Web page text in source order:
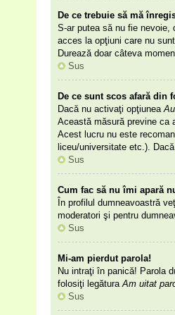
De ce trebuie să mă
S-ar putea să nu fie nevoie,
acces la opţiuni care nu
Durează doar câteva
Sus
De ce sunt scos afară din
Dacă nu activaţi opţiunea
Această măsură previne ca
Acest lucru nu este
liceu/universitate etc.).
Sus
Cum fac să nu îmi apară
În profilul dumneavoastră
moderatori şi pentru
Sus
Mi-am pierdut parola!
Nu intraţi în panică! Parola
folosiţi legăturaAm uitat
Sus